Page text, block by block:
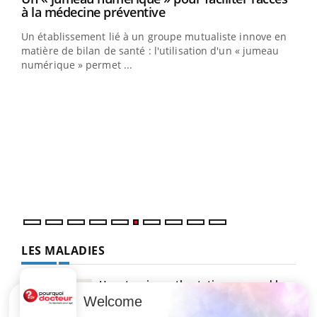
à la médecine préventiveYoutube
Un établissement lié à un groupe mutualiste innove en
matière de bilan de santé : l'utilisation d'un « jumeau
numérique » permet ...
LES MALADIES
Hypotension orthostatique : quand la
pression artérielle chute au lever
Welcome